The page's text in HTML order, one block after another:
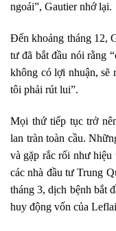
ngoái”, Gautier nhớ lại.
Đến khoảng tháng 12,
tư đã bắt đầu nói rằng
không có lợi nhuận, sẽ
tôi phải rút lui”.
Mọi thứ tiếp tục trở
lan tràn toàn cầu.
và gặp rắc rối như
các nhà đầu tư Trung
tháng 3, dịch bệnh bắt
huy động vốn của